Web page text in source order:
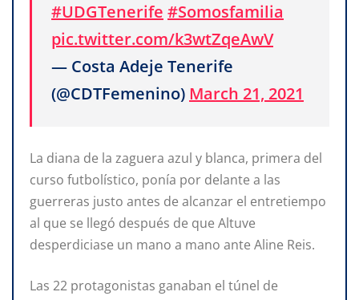
#UDGTenerife #Somosfamilia
pic.twitter.com/k3wtZqeAwV
— Costa Adeje Tenerife
(@CDTFemenino) March 21, 2021
La diana de la zaguera azul y blanca, primera del
curso futbolístico, ponía por delante a las
guerreras justo antes de alcanzar el entretiempo
al que se llegó después de que Altuve
desperdiciase un mano a mano ante Aline Reis.
Las 22 protagonistas ganaban el túnel de